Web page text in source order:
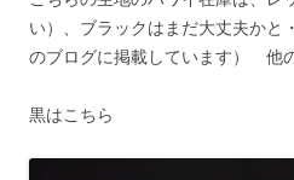
い）、ブラックはまだ大丈夫かと
のブログに掲載しています） 他
黒はこちら